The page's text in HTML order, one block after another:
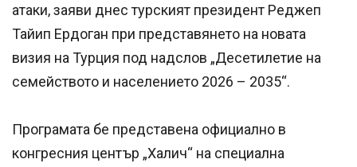
атаки, заяви днес турският президент Реджеп
Тайип Ердоган при представянето на новата
визия на Турция под надслов „Десетилетие на
семейството и населението 2026 – 2035“.
Програмата бе представена официално в
конгресния център „Халич“ на специална